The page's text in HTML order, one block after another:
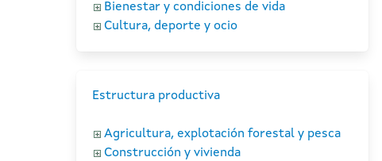
Bienestar y condiciones de vida
Cultura, deporte y ocio
Estructura productiva
Agricultura, explotación forestal y pesca
Construcción y vivienda